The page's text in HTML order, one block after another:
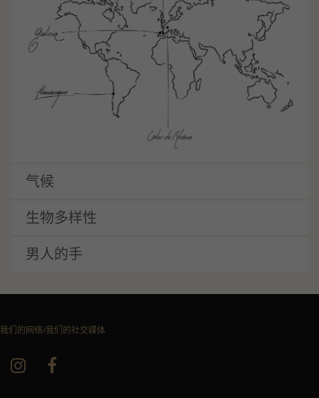
气候
生物多样性
男人的手
我们的网络/我们的社交媒体